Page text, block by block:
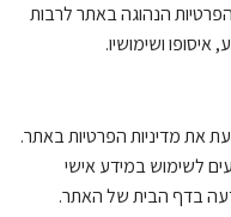
הנהוגה באתר לרבות
ושימושיו.
את מדיניות הפרטיות באתר.
לשימוש במידע אישי
בדף הבית של האתר.